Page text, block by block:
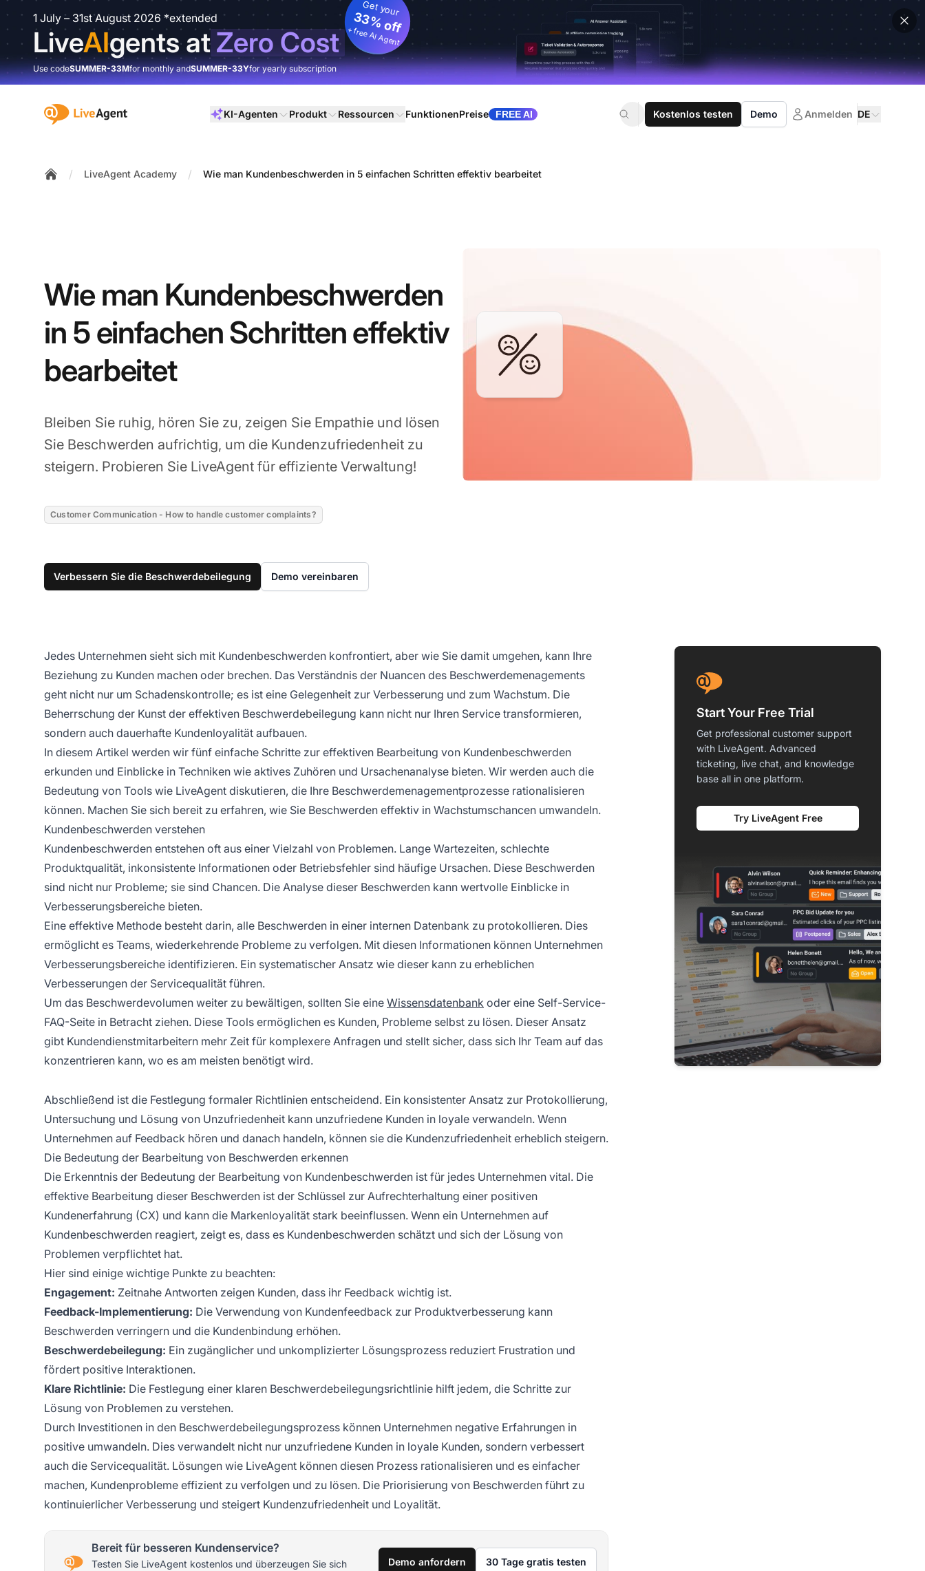
1 July – 31st August 2026 *extended
LiveAIgents atZero Cost
Get your
33% off
+ free AI Agent
Use codeSUMMER-33Mfor monthly andSUMMER-33Yfor yearly subscription
:site.title KI-Agenten Produkt Ressourcen FunktionenPreise FREE AI Kostenlos testen Demo Anmelden DE
/ LiveAgent Academy / Wie man Kundenbeschwerden in 5 einfachen Schritten effektiv bearbeitet
Wie man Kundenbeschwerden
in 5 einfachen Schritten effektiv
bearbeitet
Bleiben Sie ruhig, hören Sie zu, zeigen Sie Empathie und lösen
Sie Beschwerden aufrichtig, um die Kundenzufriedenheit zu
steigern. Probieren Sie LiveAgent für effiziente Verwaltung!
Customer Communication - How to handle customer complaints?
Verbessern Sie die Beschwerdebeilegung Demo vereinbaren
Jedes Unternehmen sieht sich mit Kundenbeschwerden konfrontiert, aber wie Sie damit umgehen, kann Ihre
Beziehung zu Kunden machen oder brechen. Das Verständnis der Nuancen des Beschwerdemenagements
geht nicht nur um Schadenskontrolle; es ist eine Gelegenheit zur Verbesserung und zum Wachstum. Die
Beherrschung der Kunst der effektiven Beschwerdebeilegung kann nicht nur Ihren Service transformieren,
sondern auch dauerhafte Kundenloyalität aufbauen.
In diesem Artikel werden wir fünf einfache Schritte zur effektiven Bearbeitung von Kundenbeschwerden
erkunden und Einblicke in Techniken wie aktives Zuhören und Ursachenanalyse bieten. Wir werden auch die
Bedeutung von Tools wie LiveAgent diskutieren, die Ihre Beschwerdemenagementprozesse rationalisieren
können. Machen Sie sich bereit zu erfahren, wie Sie Beschwerden effektiv in Wachstumschancen umwandeln.
Kundenbeschwerden verstehen
Kundenbeschwerden entstehen oft aus einer Vielzahl von Problemen. Lange Wartezeiten, schlechte
Produktqualität, inkonsistente Informationen oder Betriebsfehler sind häufige Ursachen. Diese Beschwerden
sind nicht nur Probleme; sie sind Chancen. Die Analyse dieser Beschwerden kann wertvolle Einblicke in
Verbesserungsbereiche bieten.
Eine effektive Methode besteht darin, alle Beschwerden in einer internen Datenbank zu protokollieren. Dies
ermöglicht es Teams, wiederkehrende Probleme zu verfolgen. Mit diesen Informationen können Unternehmen
Verbesserungsbereiche identifizieren. Ein systematischer Ansatz wie dieser kann zu erheblichen
Verbesserungen der Servicequalität führen.
Um das Beschwerdevolumen weiter zu bewältigen, sollten Sie eine Wissensdatenbank oder eine Self-Service-
FAQ-Seite in Betracht ziehen. Diese Tools ermöglichen es Kunden, Probleme selbst zu lösen. Dieser Ansatz
gibt Kundendienstmitarbeitern mehr Zeit für komplexere Anfragen und stellt sicher, dass sich Ihr Team auf das
konzentrieren kann, wo es am meisten benötigt wird.
Abschließend ist die Festlegung formaler Richtlinien entscheidend. Ein konsistenter Ansatz zur Protokollierung,
Untersuchung und Lösung von Unzufriedenheit kann unzufriedene Kunden in loyale verwandeln. Wenn
Unternehmen auf Feedback hören und danach handeln, können sie die Kundenzufriedenheit erheblich steigern.
Die Bedeutung der Bearbeitung von Beschwerden erkennen
Die Erkenntnis der Bedeutung der Bearbeitung von Kundenbeschwerden ist für jedes Unternehmen vital. Die
effektive Bearbeitung dieser Beschwerden ist der Schlüssel zur Aufrechterhaltung einer positiven
Kundenerfahrung (CX) und kann die Markenloyalität stark beeinflussen. Wenn ein Unternehmen auf
Kundenbeschwerden reagiert, zeigt es, dass es Kundenbeschwerden schätzt und sich der Lösung von
Problemen verpflichtet hat.
Hier sind einige wichtige Punkte zu beachten:
Engagement: Zeitnahe Antworten zeigen Kunden, dass ihr Feedback wichtig ist.
Feedback-Implementierung: Die Verwendung von Kundenfeedback zur Produktverbesserung kann
Beschwerden verringern und die Kundenbindung erhöhen.
Beschwerdebeilegung: Ein zugänglicher und unkomplizierter Lösungsprozess reduziert Frustration und
fördert positive Interaktionen.
Klare Richtlinie: Die Festlegung einer klaren Beschwerdebeilegungsrichtlinie hilft jedem, die Schritte zur
Lösung von Problemen zu verstehen.
Durch Investitionen in den Beschwerdebeilegungsprozess können Unternehmen negative Erfahrungen in
positive umwandeln. Dies verwandelt nicht nur unzufriedene Kunden in loyale Kunden, sondern verbessert
auch die Servicequalität. Lösungen wie LiveAgent können diesen Prozess rationalisieren und es einfacher
machen, Kundenprobleme effizient zu verfolgen und zu lösen. Die Priorisierung von Beschwerden führt zu
kontinuierlicher Verbesserung und steigert Kundenzufriedenheit und Loyalität.
Bereit für besseren Kundenservice?
Testen Sie LiveAgent kostenlos und überzeugen Sie sich
Demo anfordern 30 Tage gratis testen
Start Your Free Trial
Get professional customer support
with LiveAgent. Advanced
ticketing, live chat, and knowledge
base all in one platform.
Try LiveAgent Free